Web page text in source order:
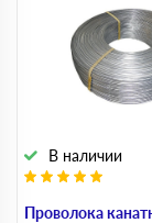
Труба
Штрипс
Проволока
В наличии